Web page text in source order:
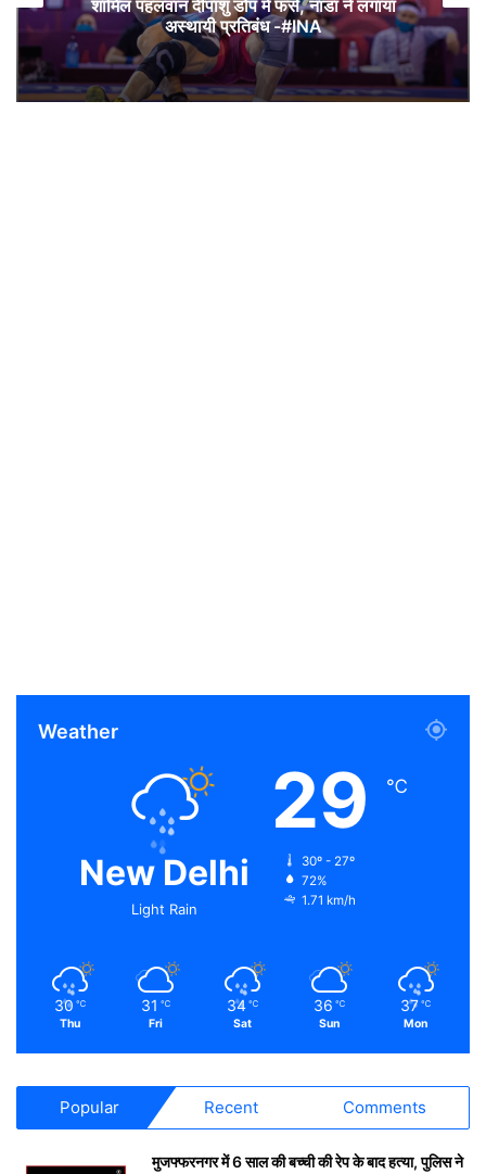
4.1: नया स्मार्टफोन खरीदने से पहले जानिए कौन-सी
स्टोरेज टेक्नोलॉजी आपके लिए है सही — INA
Weather
New Delhi
Light Rain
29 ℃
30º - 27º
72%
1.71 km/h
30 ℃
Thu
31 ℃
Fri
34 ℃
Sat
36 ℃
Sun
37 ℃
Mon
Popular Recent Comments
मुजफ्फरनगर में 6 साल की बच्ची की रेप के बाद हत्या, पुलिस ने